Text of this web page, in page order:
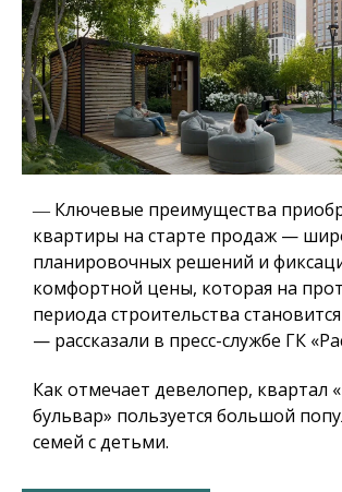
― Ключевые преимущества
квартиры на старте продаж —
планировочных решений и
комфортной цены, которая на
периода строительства
— рассказали в пресс-службе ГК
Как отмечает девелопер, квартал
бульвар» пользуется большой
семей с детьми.